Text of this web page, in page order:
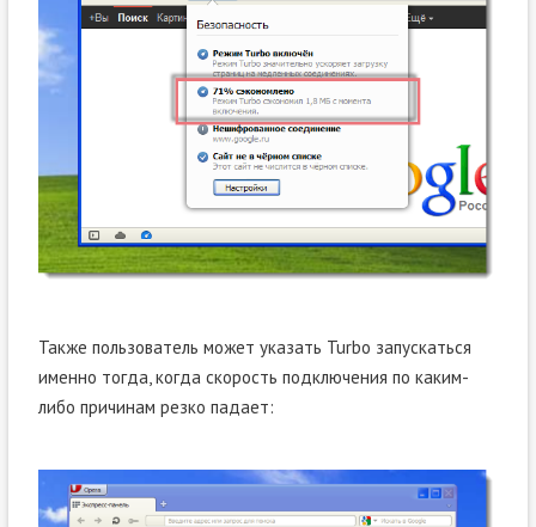
Также пользователь может указать Turbo запускаться
именно тогда, когда скорость подключения по каким-
либо причинам резко падает: